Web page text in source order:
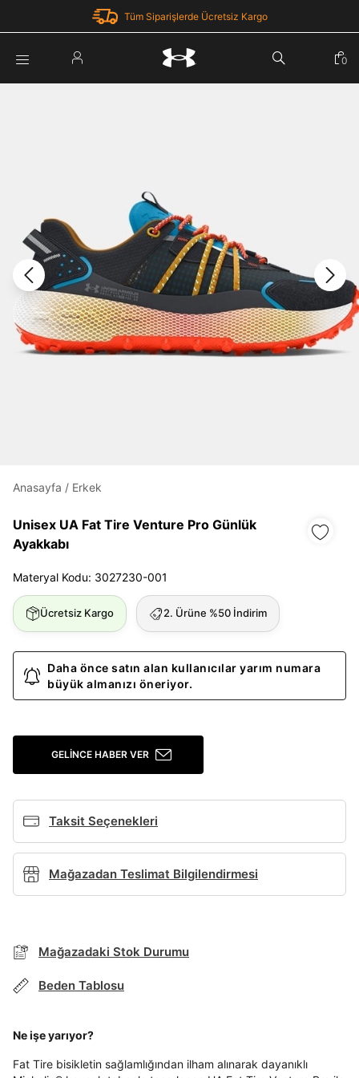
Tüm Siparişlerde Ücretsiz Kargo
Şifremi Unuttum
Giriş Yap
Under Armour'da yeni misiniz?Kayıt Ol
Üye Olmadan Devam Et
0
Anasayfa / Erkek
Unisex UA Fat Tire Venture Pro Günlük
Ayakkabı
Materyal Kodu: 3027230-001
Ücretsiz Kargo 2. Ürüne %50 İndirim
Daha önce satın alan kullanıcılar yarım numara
büyük almanızı öneriyor.
GELINCE HABER VER
Taksit Seçenekleri
TAKSİT SEÇENEKLERİ
Banka
İşbankası Maximum 6
Mağazadan Teslimat Bilgilendirmesi
Mağazadaki Stok Durumu
Beden Tablosu
Ne işe yarıyor?
Fat Tire bisikletin sağlamlığından ilham alınarak dayanıklı
Term Of Use
ipsum
Siparişinizin durumu hakkında bilgi alabilmek için
aşağıdaki bilgileri giriniz.
Parola Yenileme
Parolayı Yenile
Giriş Sayfasına Dön
Zaten hesabın var mı? Giriş yap
Giriş Yap Kayıt Ol
Şifre
göster
Giriş Yap
Ad*
Soyad*
E-posta Adresi*